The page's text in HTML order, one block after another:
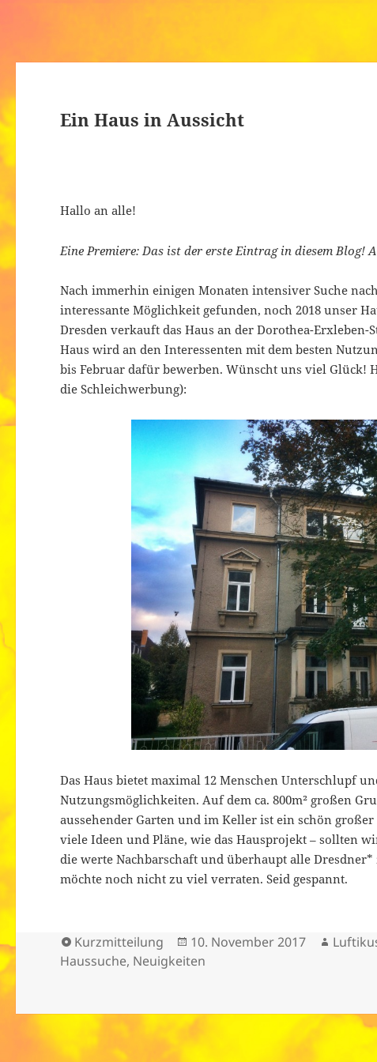
Ein Haus in Aussicht
Hallo an alle!
Eine Premiere: Das ist der erste Eintrag in diesem Blog!
Nach immerhin einigen Monaten intensiver Suche
interessante Möglichkeit gefunden, noch 2018 unser
Dresden verkauft das Haus an der Dorothea-Erxleben-
Haus wird an den Interessenten mit dem besten
bis Februar dafür bewerben. Wünscht uns viel Glück!
die Schleichwerbung):
Das Haus bietet maximal 12 Menschen Unterschlupf
Nutzungsmöglichkeiten. Auf dem ca. 800m² großen
aussehender Garten und im Keller ist ein schön
viele Ideen und Pläne, wie das Hausprojekt – sollten
die werte Nachbarschaft und überhaupt alle
möchte noch nicht zu viel verraten. Seid gespannt.
Format
Kurzmitteilung
Veröffentlicht
am
10. November 2017 Autor
Haussuche, Neuigkeiten